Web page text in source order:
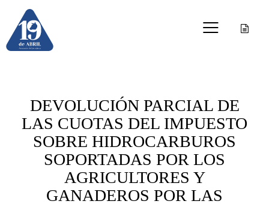
DEVOLUCIÓN PARCIAL DE
LAS CUOTAS DEL IMPUESTO
SOBRE HIDROCARBUROS
SOPORTADAS POR LOS
AGRICULTORES Y
GANADEROS POR LAS